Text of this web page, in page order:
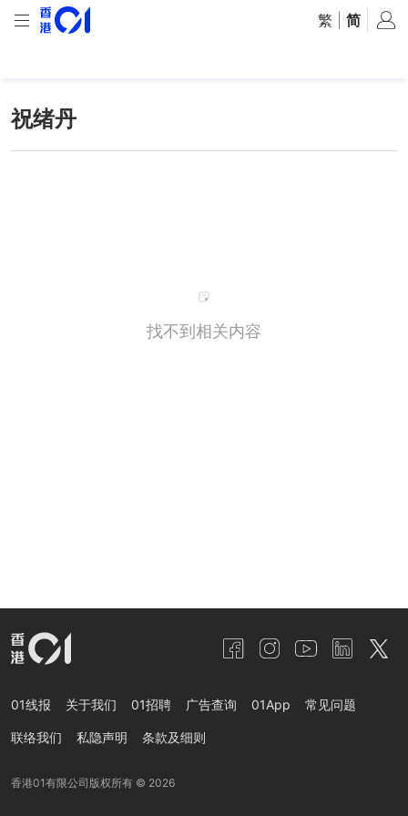
繁 简
祝绪丹
找不到相关内容
01线报 关于我们 01招聘 广告查询 01App 常见问题
联络我们 私隐声明 条款及细则
香港01有限公司版权所有 © 2026